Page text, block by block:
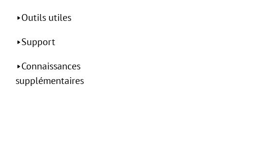
Outils utiles
Support
Connaissances
supplémentaires